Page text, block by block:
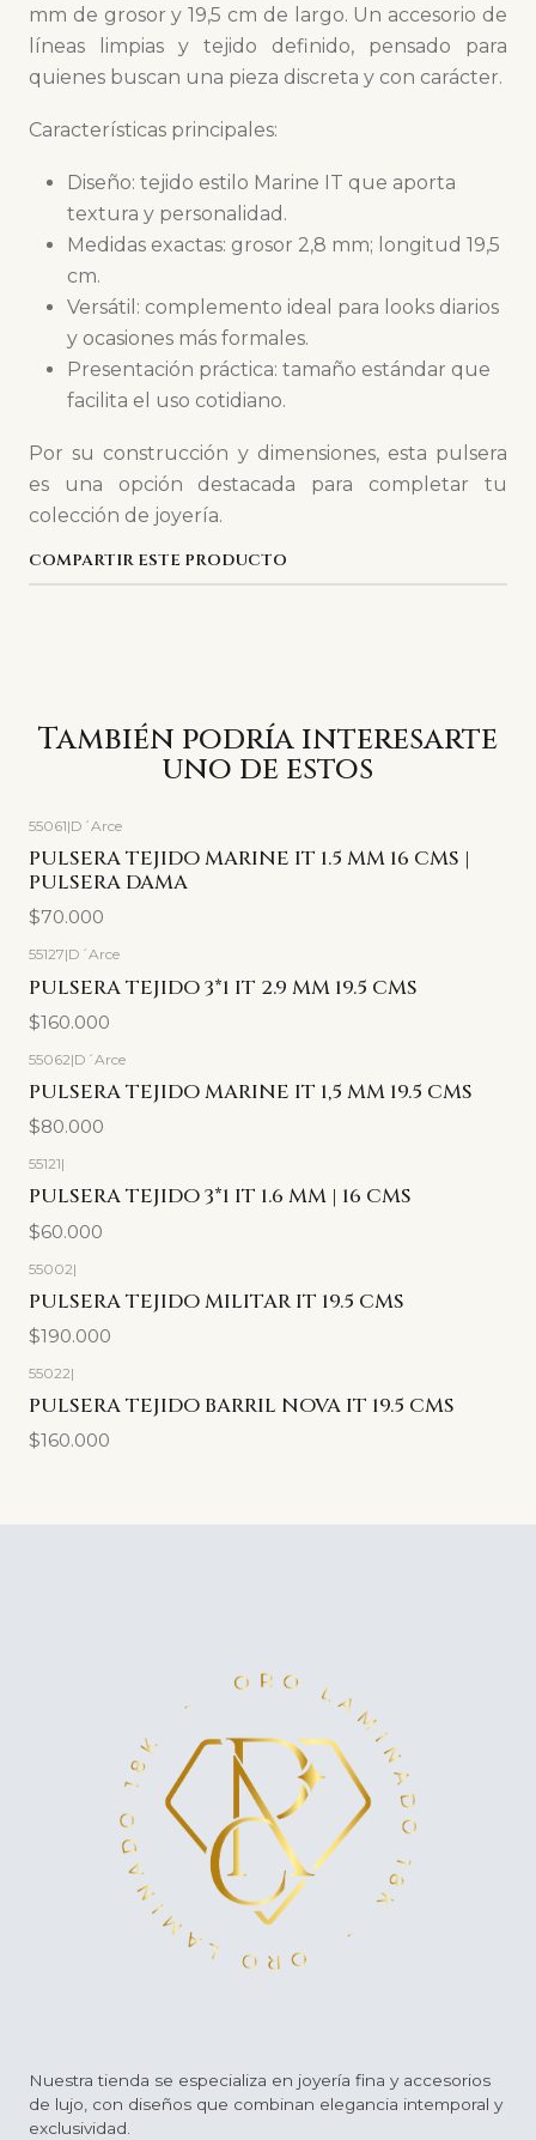
mm de grosor y 19,5 cm de largo. Un accesorio de
líneas limpias y tejido definido, pensado para
quienes buscan una pieza discreta y con carácter.
Características principales:
Diseño: tejido estilo Marine IT que aporta
textura y personalidad.
Medidas exactas: grosor 2,8 mm; longitud 19,5
cm.
Versátil: complemento ideal para looks diarios
y ocasiones más formales.
Presentación práctica: tamaño estándar que
facilita el uso cotidiano.
Por su construcción y dimensiones, esta pulsera
es una opción destacada para completar tu
colección de joyería.
COMPARTIR ESTE PRODUCTO
También podría interesarte
uno de estos
55061|D´Arce
PULSERA TEJIDO MARINE IT 1.5 MM 16 CMS |
PULSERA DAMA
$70.000
55127|D´Arce
PULSERA TEJIDO 3*1 IT 2.9 MM 19.5 CMS
$160.000
55062|D´Arce
PULSERA TEJIDO MARINE IT 1,5 MM 19.5 CMS
$80.000
55121|
PULSERA TEJIDO 3*1 IT 1.6 MM | 16 CMS
$60.000
55002|
PULSERA TEJIDO MILITAR IT 19.5 CMS
$190.000
55022|
PULSERA TEJIDO BARRIL NOVA IT 19.5 CMS
$160.000
Nuestra tienda se especializa en joyería fina y accesorios
de lujo, con diseños que combinan elegancia intemporal y
exclusividad.